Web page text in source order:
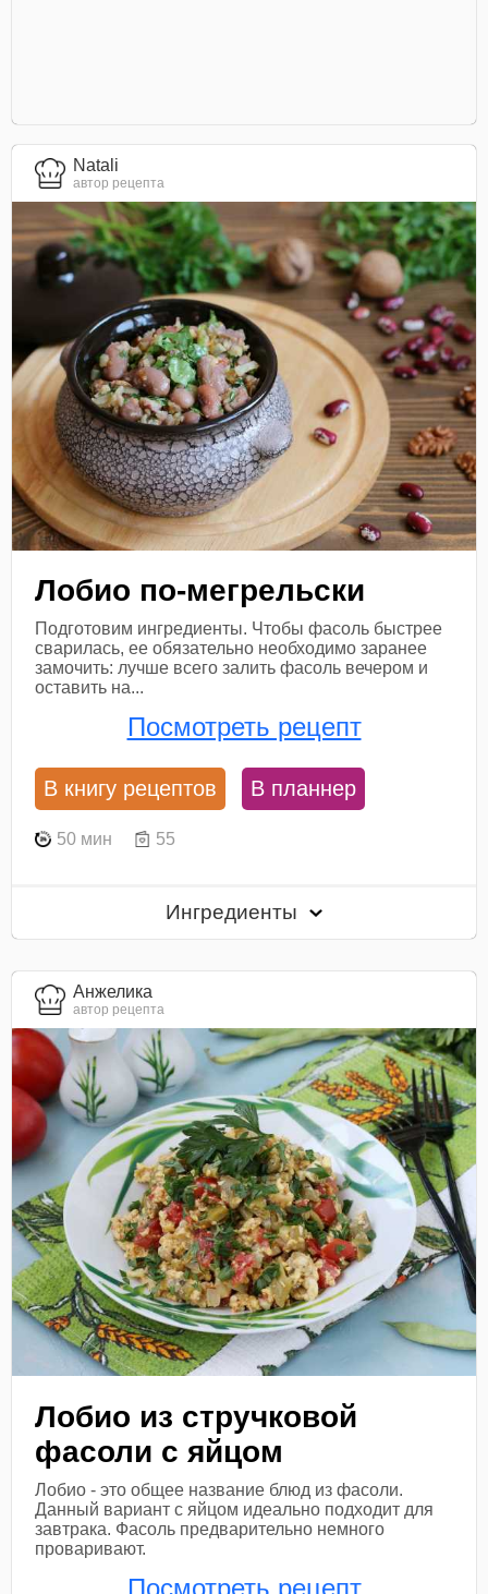
Natali
автор рецепта
Лобио по-мегрельски
Подготовим ингредиенты. Чтобы фасоль быстрее
сварилась, ее обязательно необходимо заранее
замочить: лучше всего залить фасоль вечером и
оставить на...
Посмотреть рецепт
В книгу рецептов В планнер
50 мин 55
Ингредиенты
Анжелика
автор рецепта
Лобио из стручковой
фасоли с яйцом
Лобио - это общее название блюд из фасоли.
Данный вариант с яйцом идеально подходит для
завтрака. Фасоль предварительно немного
проваривают.
Посмотреть рецепт